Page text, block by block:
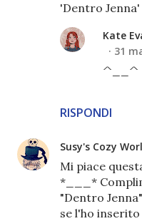
'Dentro Jenna'
RISPONDI
Kate
31
^__^
Susy's Cozy
Mi piace
*___*
"Dentro
se l'ho